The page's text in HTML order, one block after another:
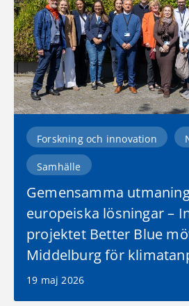
Forskning och innovation
Samhälle
Gemensamma
europeiska lösningar –
projektet Better Blue
Middelburg för
19 maj 2026